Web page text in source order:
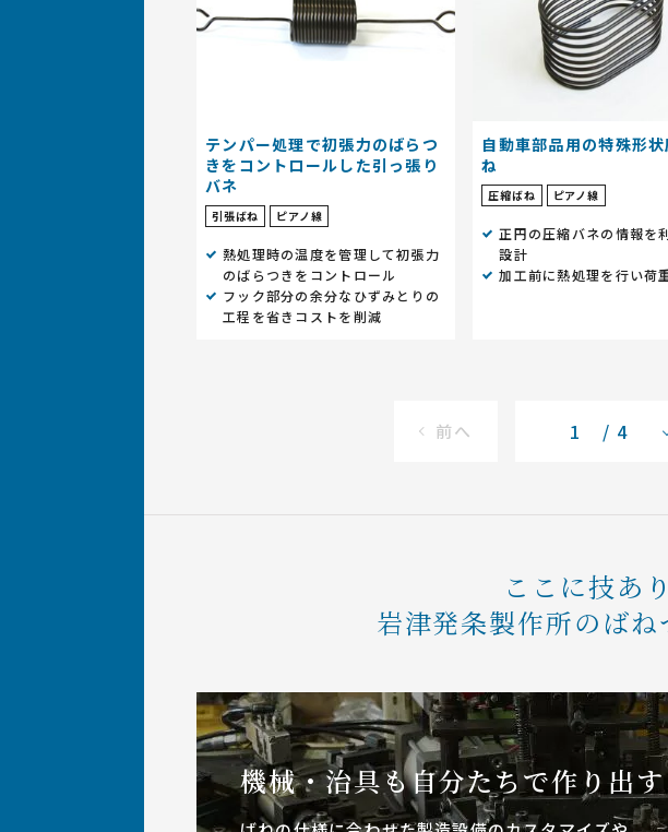
テンパー処理で初張力のばらつ
きをコントロールした引っ張り
バネ
引張ばね ピアノ線
熱処理時の温度を管理して初張力
のばらつきをコントロール
フック部分の余分なひずみとりの
工程を省きコストを削減
自動車部品用の特殊形
ね
圧縮ばね ピアノ線
正円の圧縮バネの情報を
設計
加工前に熱処理を行い荷
前へ / 4
ここに技あり
岩津発条製作所のば
機械・治具も自分たちで作り出す